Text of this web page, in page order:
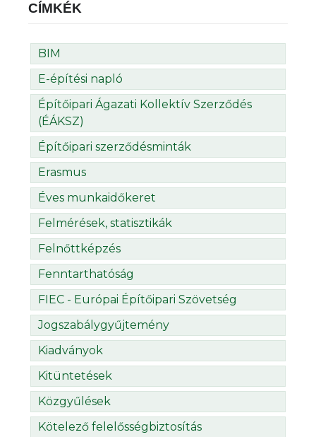
CÍMKÉK
BIM
E-építési napló
Építőipari Ágazati Kollektív Szerződés
(ÉÁKSZ)
Építőipari szerződésminták
Erasmus
Éves munkaidőkeret
Felmérések, statisztikák
Felnőttképzés
Fenntarthatóság
FIEC - Európai Építőipari Szövetség
Jogszabálygyűjtemény
Kiadványok
Kitüntetések
Közgyűlések
Kötelező felelősségbiztosítás